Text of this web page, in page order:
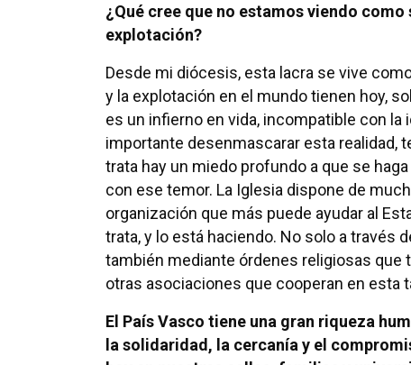
¿Qué cree que no estamos viendo
explotación?
Desde mi diócesis, esta lacra se vive
y la explotación en el mundo tienen hoy,
es un infierno en vida, incompatible con la
importante desenmascarar esta realidad,
trata hay un miedo profundo a que se
con ese temor. La Iglesia dispone de
organización que más puede ayudar al
trata, y lo está haciendo. No solo a través
también mediante órdenes religiosas que
otras asociaciones que cooperan en esta
El País Vasco tiene una gran riqueza
la solidaridad, la cercanía y el